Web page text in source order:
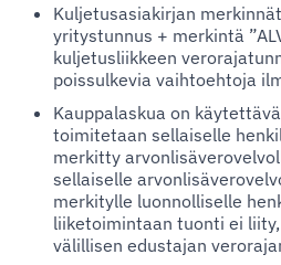
Kuljetusasiakirjan
yritystunnus + merkintä
kuljetusliikkeen
poissulkevia vaihtoehtoja
Kauppalaskua on
toimitetaan sellaiselle
merkitty
sellaiselle
merkitylle luonnolliselle
liiketoimintaan tuonti ei
välillisen edustajan